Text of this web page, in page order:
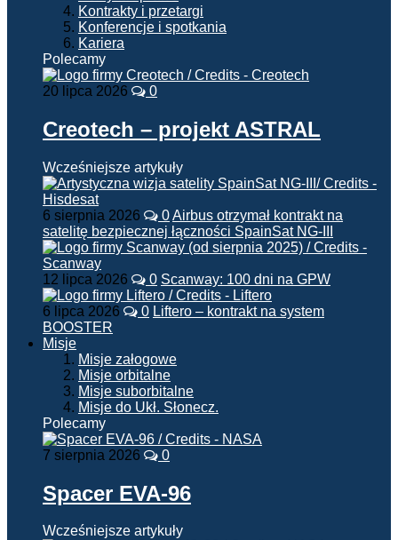
Kontrakty i przetargi
Konferencje i spotkania
Kariera
Polecamy
20 lipca 2026 0
Creotech – projekt ASTRAL
Wcześniejsze artykuły
6 sierpnia 2026 0Airbus otrzymał kontrakt na
satelitę bezpiecznej łączności SpainSat NG-III
12 lipca 2026 0 Scanway: 100 dni na GPW
6 lipca 2026 0 Liftero – kontrakt na system
BOOSTER
Misje
Misje załogowe
Misje orbitalne
Misje suborbitalne
Misje do Ukł. Słonecz.
Polecamy
7 sierpnia 2026 0
Spacer EVA-96
Wcześniejsze artykuły